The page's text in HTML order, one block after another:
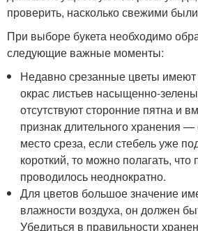
проверить, насколько свежими
При выборе букета необходимо
следующие важные моменты:
Недавно срезанные цветы имеют
окрас листьев насыщенно-
отсутствуют сторонние пятна и
признак длительного хранения
место среза, если стебель уже
короткий, то можно полагать, что
проводилось неоднократно.
Для цветов большое значение
влажности воздуха, он должен
Убедиться в правильности